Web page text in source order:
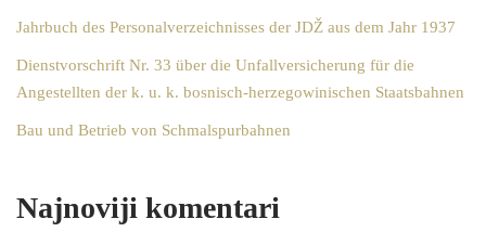
Jahrbuch des Personalverzeichnisses der JDŽ aus dem Jahr 1937
Dienstvorschrift Nr. 33 über die Unfallversicherung für die
Angestellten der k. u. k. bosnisch-herzegowinischen Staatsbahnen
Bau und Betrieb von Schmalspurbahnen
Najnoviji komentari